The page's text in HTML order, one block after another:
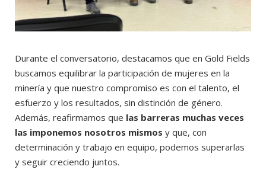
Durante el conversatorio, destacamos que en Gold Fields
buscamos equilibrar la participación de mujeres en la
minería y que nuestro compromiso es con el talento, el
esfuerzo y los resultados, sin distinción de género.
Además, reafirmamos que las barreras muchas veces
las imponemos nosotros mismos y que, con
determinación y trabajo en equipo, podemos superarlas
y seguir creciendo juntos.